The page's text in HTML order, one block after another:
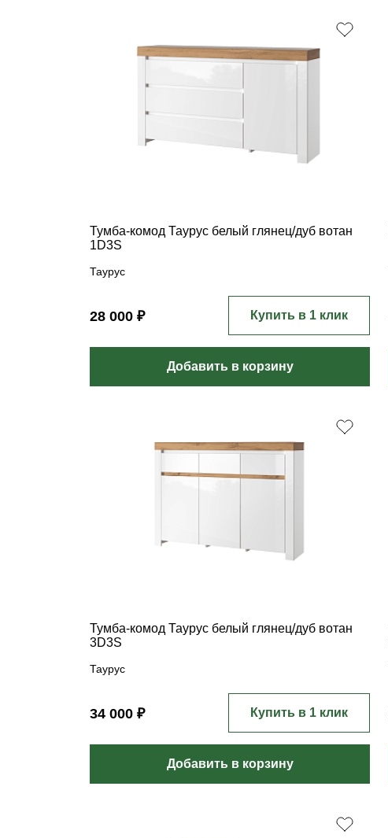
Тумба-комод Таурус белый глянец/дуб вотан
1D3S
Таурус
28 000 ₽ Купить в 1 клик
Добавить в корзину
Тумба-комод Таурус белый глянец/дуб вотан
3D3S
Таурус
34 000 ₽ Купить в 1 клик
Добавить в корзину